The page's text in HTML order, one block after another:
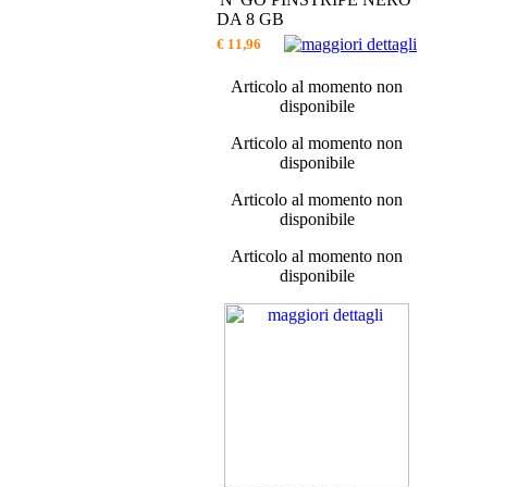
DA 8 GB
€ 11,96
Articolo al momento non
disponibile
Articolo al momento non
disponibile
Articolo al momento non
disponibile
Articolo al momento non
disponibile